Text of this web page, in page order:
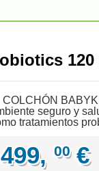
120
COLCHÓN
seguro y
tratamientos
499, 00 €